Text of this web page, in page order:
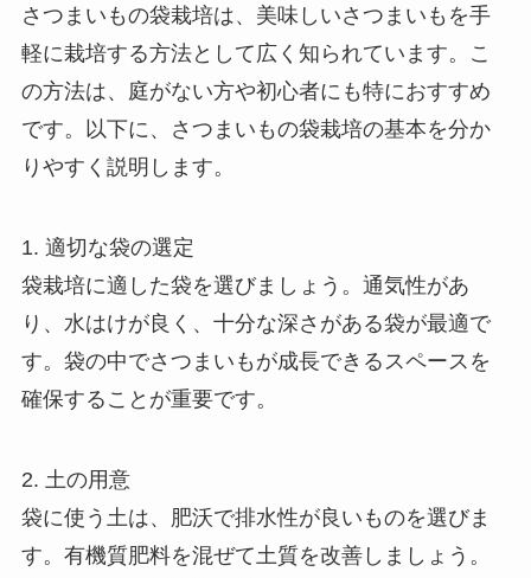
さつまいもの袋栽培は、美味しいさつまいもを手
軽に栽培する方法として広く知られています。こ
の方法は、庭がない方や初心者にも特におすすめ
です。以下に、さつまいもの袋栽培の基本を分か
りやすく説明します。
1. 適切な袋の選定
袋栽培に適した袋を選びましょう。通気性があ
り、水はけが良く、十分な深さがある袋が最適で
す。袋の中でさつまいもが成長できるスペースを
確保することが重要です。
2. 土の用意
袋に使う土は、肥沃で排水性が良いものを選びま
す。有機質肥料を混ぜて土質を改善しましょう。